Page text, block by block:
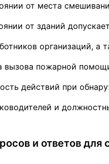
от места
от зданий
организаций,
вызова пожарной
действий при
и
и ответов